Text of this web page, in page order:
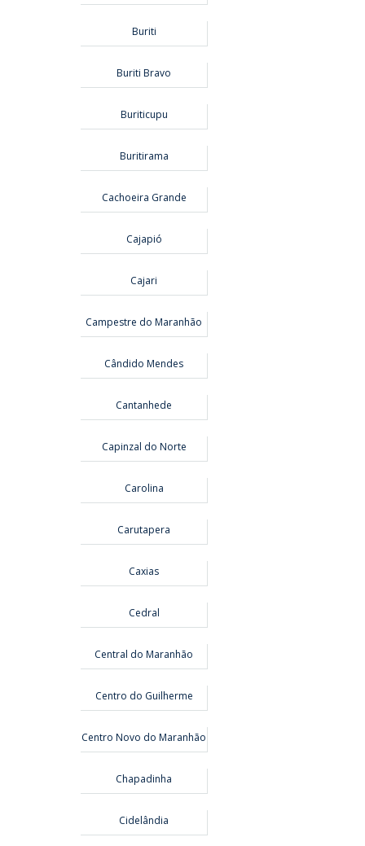
Buriti
Buriti Bravo
Buriticupu
Buritirama
Cachoeira Grande
Cajapió
Cajari
Campestre do Maranhão
Cândido Mendes
Cantanhede
Capinzal do Norte
Carolina
Carutapera
Caxias
Cedral
Central do Maranhão
Centro do Guilherme
Centro Novo do Maranhão
Chapadinha
Cidelândia